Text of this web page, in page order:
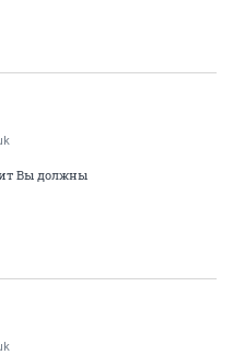
Вы должны